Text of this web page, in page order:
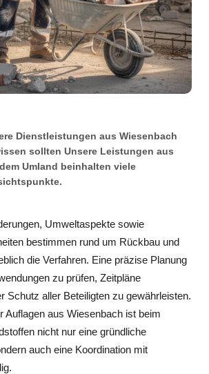
Dienstleistungen aus Wiesenbach
sollten Unsere Leistungen aus
Umland beinhalten viele
Umweltaspekte sowie
bestimmen rund um Rückbau und
die Verfahren. Eine präzise Planung
zu prüfen, Zeitpläne
Schutz aller Beteiligten zu gewährleisten.
Auflagen aus Wiesenbach ist beim
nicht nur eine gründliche
auch eine Koordination mit